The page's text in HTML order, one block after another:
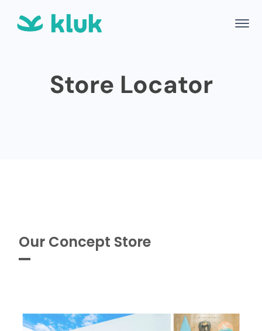
Store Locator
Our Concept Store